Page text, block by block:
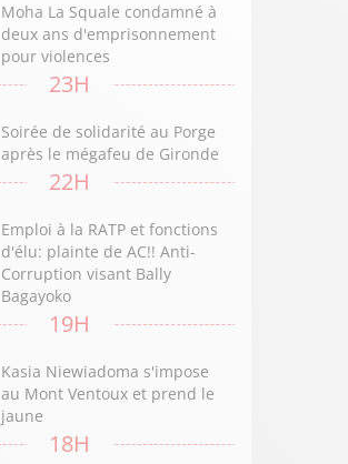
Moha La Squale condamné à
deux ans d'emprisonnement
pour violences
23H
Soirée de solidarité au Porge
après le mégafeu de Gironde
22H
Emploi à la RATP et fonctions
d'élu: plainte de AC!! Anti-
Corruption visant Bally
Bagayoko
19H
Kasia Niewiadoma s'impose
au Mont Ventoux et prend le
jaune
18H